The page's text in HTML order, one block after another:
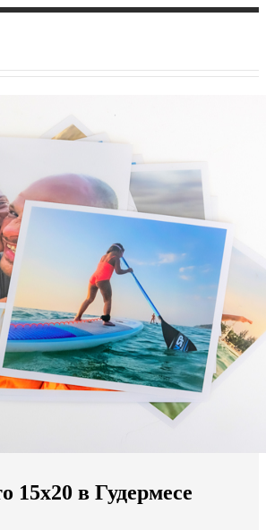
миру
15х20 в Гудермесе